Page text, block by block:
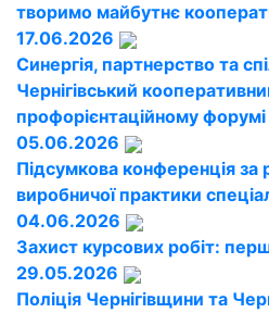
творимо майбутнє
17.06.2026
Синергія, партнерство та
Чернігівський
профорієнтаційному форумі
05.06.2026
Підсумкова конференція за
виробничої практики
04.06.2026
Захист курсових робіт:
29.05.2026
Поліція Чернігівщини та